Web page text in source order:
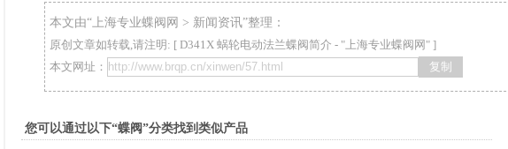
本文由“上海专业蝶阀网 > 新闻资讯”整理：
原创文章如转载,请注明: [ D341X 蜗轮电动法兰蝶阀简介 - "上海专业蝶阀网" ]
本文网址：
您可以通过以下“蝶阀”分类找到类似产品